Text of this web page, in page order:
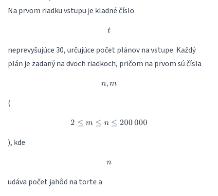
Na prvom riadku vstupu je kladné číslo
t
t
neprevyšujúce 30, určujúce počet plánov na vstupe. Každý
plán je zadaný na dvoch riadkoch, pričom na prvom sú čísla
n, m
n, m
(
2 \leq m \leq n \leq 200\,000
2 ≤ m ≤ n ≤ 200 000
), kde
n
n
udáva počet jahôd na torte a